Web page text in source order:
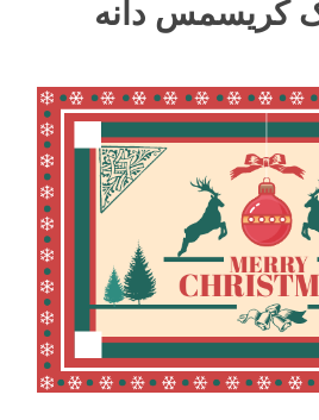
کریسمس دانه